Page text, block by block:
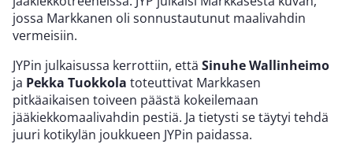
jossa Markkanen oli sonnustautunut maalivahdin
vermeisiin.
JYPin julkaisussa kerrottiin, että Sinuhe Wallinheimo
ja Pekka Tuokkola toteuttivat Markkasen
pitkäaikaisen toiveen päästä kokeilemaan
jääkiekkomaalivahdin pestiä. Ja tietysti se täytyi tehdä
juuri kotikylän joukkueen JYPin paidassa.